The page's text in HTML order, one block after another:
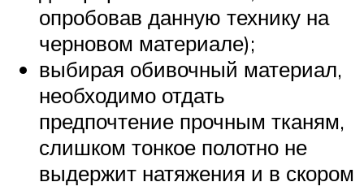
опробовав данную технику на
черновом материале);
выбирая обивочный материал,
необходимо отдать
предпочтение прочным тканям,
слишком тонкое полотно не
выдержит натяжения и в скором